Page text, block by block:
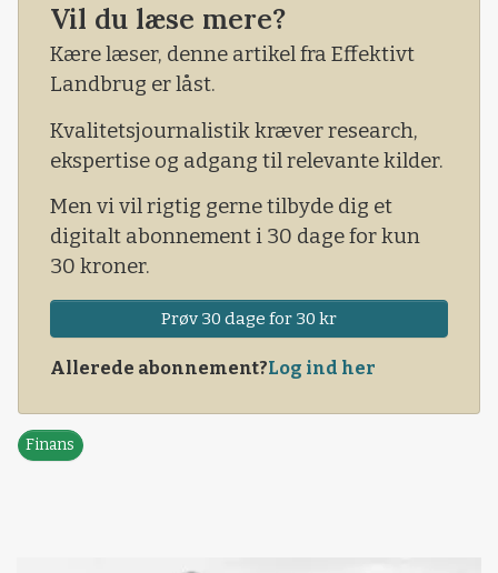
grund er i tvivl om, hvor de finansielle
markeder er på vej hen.
Vil du læse mere?
Kære læser, denne artikel fra Effektivt
Landbrug er låst.
Kvalitetsjournalistik kræver research,
ekspertise og adgang til relevante kilder.
Men vi vil rigtig gerne tilbyde dig et
digitalt abonnement i 30 dage for kun
30 kroner.
Prøv 30 dage for 30 kr
Allerede abonnement?Log ind her
Finans